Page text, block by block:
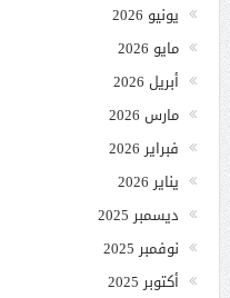
يونيو 2026
مايو 2026
أبريل 2026
مارس 2026
فبراير 2026
يناير 2026
ديسمبر 2025
نوفمبر 2025
أكتوبر 2025